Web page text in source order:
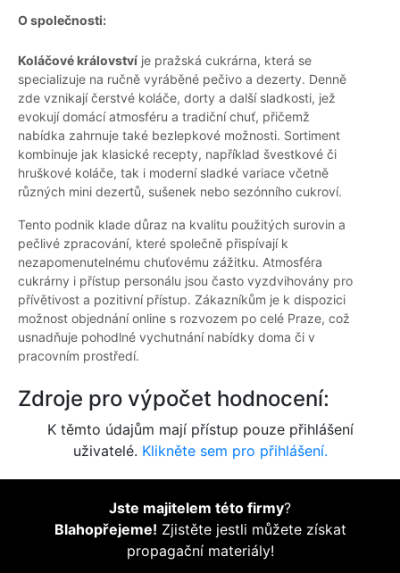
O společnosti:
Koláčové království je pražská cukrárna, která se
specializuje na ručně vyráběné pečivo a dezerty. Denně
zde vznikají čerstvé koláče, dorty a další sladkosti, jež
evokují domácí atmosféru a tradiční chuť, přičemž
nabídka zahrnuje také bezlepkové možnosti. Sortiment
kombinuje jak klasické recepty, například švestkové či
hruškové koláče, tak i moderní sladké variace včetně
různých mini dezertů, sušenek nebo sezónního cukroví.
Tento podnik klade důraz na kvalitu použitých surovin a
pečlivé zpracování, které společně přispívají k
nezapomenutelnému chuťovému zážitku. Atmosféra
cukrárny i přístup personálu jsou často vyzdvihovány pro
přívětivost a pozitivní přístup. Zákazníkům je k dispozici
možnost objednání online s rozvozem po celé Praze, což
usnadňuje pohodlné vychutnání nabídky doma či v
pracovním prostředí.
Zdroje pro výpočet hodnocení:
K těmto údajům mají přístup pouze přihlášení
uživatelé. Klikněte sem pro přihlášení.
Jste majitelem této firmy?
Blahopřejeme! Zjistěte jestli můžete získat
propagační materiály!